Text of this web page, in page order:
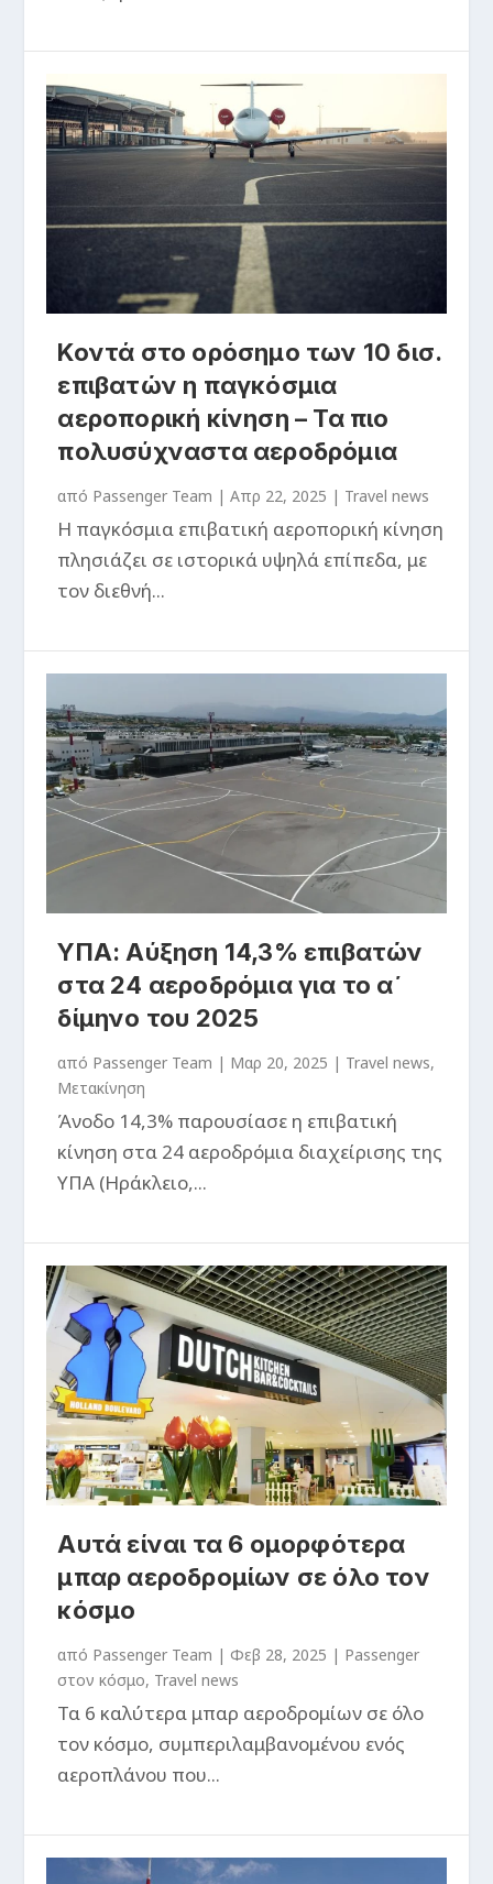
Κοντά στο ορόσημο των 10 δισ.
επιβατών η παγκόσμια
αεροπορική κίνηση – Τα πιο
πολυσύχναστα αεροδρόμια
από Passenger Team |Απρ 22, 2025 | Travel news
Η παγκόσμια επιβατική αεροπορική κίνηση
πλησιάζει σε ιστορικά υψηλά επίπεδα, με
τον διεθνή...
ΥΠΑ: Αύξηση 14,3% επιβατών
στα 24 αεροδρόμια για το α΄
δίμηνο του 2025
από Passenger Team | Μαρ 20, 2025 | Travel news,
Μετακίνηση
Άνοδο 14,3% παρουσίασε η επιβατική
κίνηση στα 24 αεροδρόμια διαχείρισης της
ΥΠΑ (Ηράκλειο,...
Αυτά είναι τα 6 ομορφότερα
μπαρ αεροδρομίων σε όλο τον
κόσμο
από Passenger Team | Φεβ 28, 2025 | Passenger
στον κόσμο, Travel news
Τα 6 καλύτερα μπαρ αεροδρομίων σε όλο
τον κόσμο, συμπεριλαμβανομένου ενός
αεροπλάνου που...